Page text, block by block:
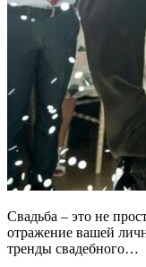
Свадьба – это не
отражение вашей
тренды свадебного…